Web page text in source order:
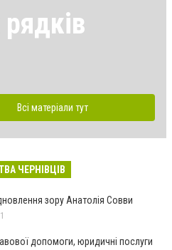
Всі матеріали тут
ЧЕРНІВЦІВ
зору Анатолія Совви
допомоги, юридичні послуги